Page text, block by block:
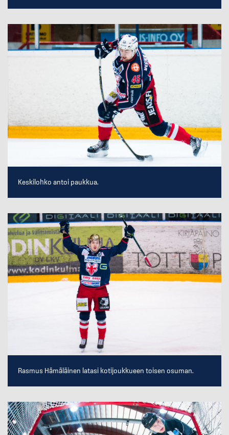
Keskilohko antoi paukkua.
Rasmus Hämäläinen latasi kotijoukkueen toisen osuman.